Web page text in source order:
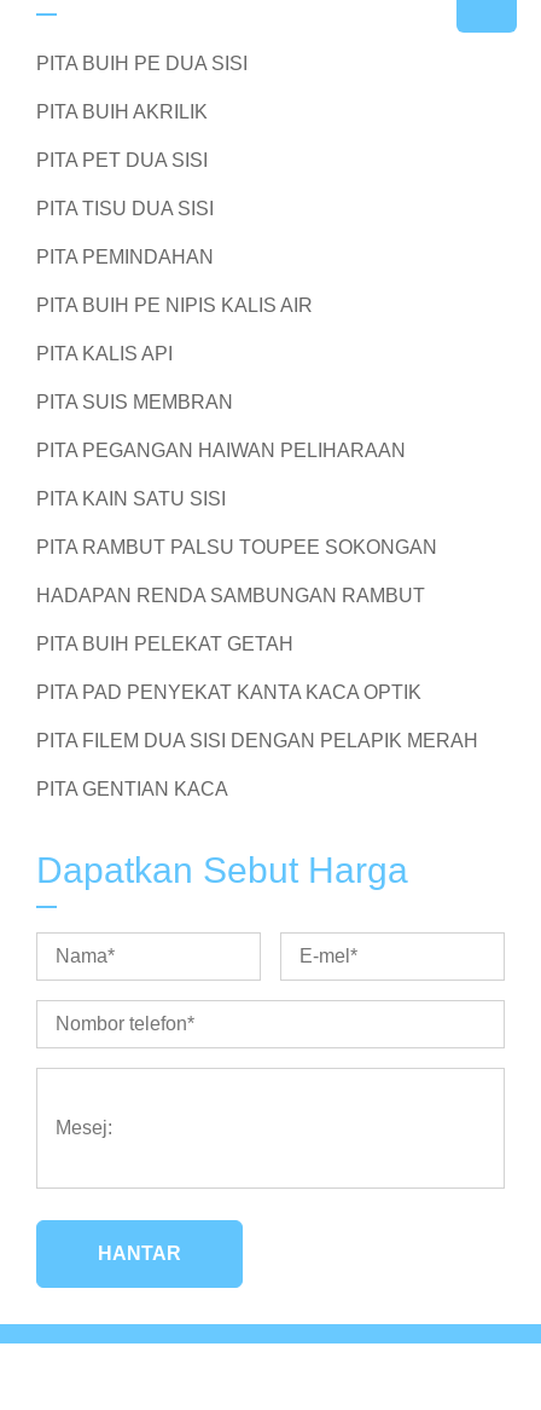
PITA BUIH PE DUA SISI
PITA BUIH AKRILIK
PITA PET DUA SISI
PITA TISU DUA SISI
PITA PEMINDAHAN
PITA BUIH PE NIPIS KALIS AIR
PITA KALIS API
PITA SUIS MEMBRAN
PITA PEGANGAN HAIWAN PELIHARAAN
PITA KAIN SATU SISI
PITA RAMBUT PALSU TOUPEE SOKONGAN
HADAPAN RENDA SAMBUNGAN RAMBUT
PITA BUIH PELEKAT GETAH
PITA PAD PENYEKAT KANTA KACA OPTIK
PITA FILEM DUA SISI DENGAN PELAPIK MERAH
PITA GENTIAN KACA
Dapatkan Sebut Harga
HANTAR